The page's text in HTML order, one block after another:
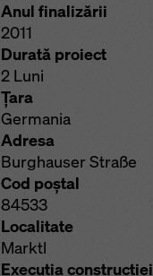
Anul finalizării
2011
Durată proiect
2 Luni
Ţara
Germania
Adresa
Burghauser Straße
Cod poştal
84533
Localitate
Marktl
Execuţia construcţiei